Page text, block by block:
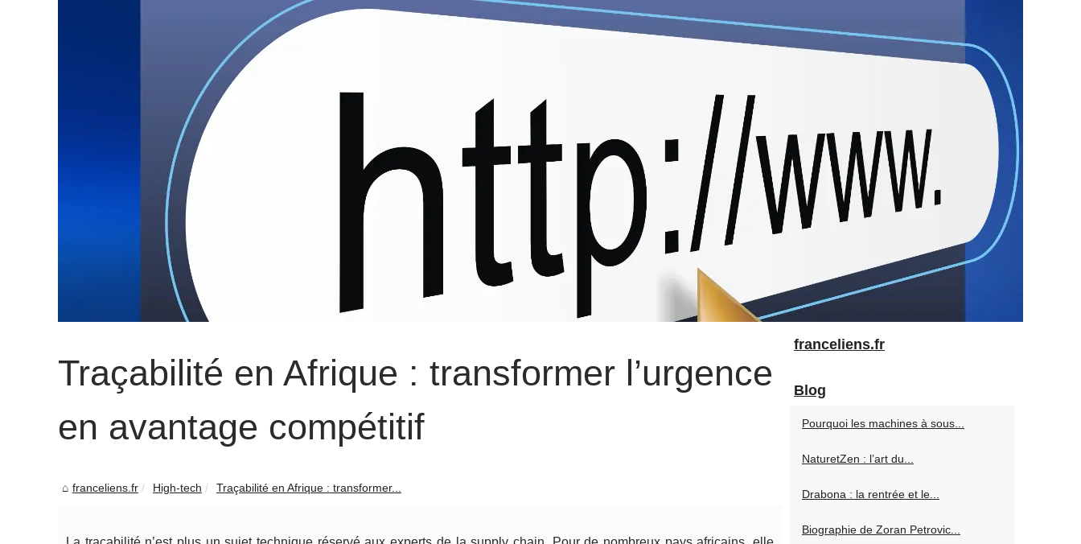
Traçabilité en Afrique : transformer l’urgence
en avantage compétitif
franceliens.fr High-tech Traçabilité en Afrique : transformer...
franceliens.fr
Blog
Pourquoi les machines à sous...
NaturetZen : l’art du...
Drabona : la rentrée et le...
Biographie de Zoran Petrovic...